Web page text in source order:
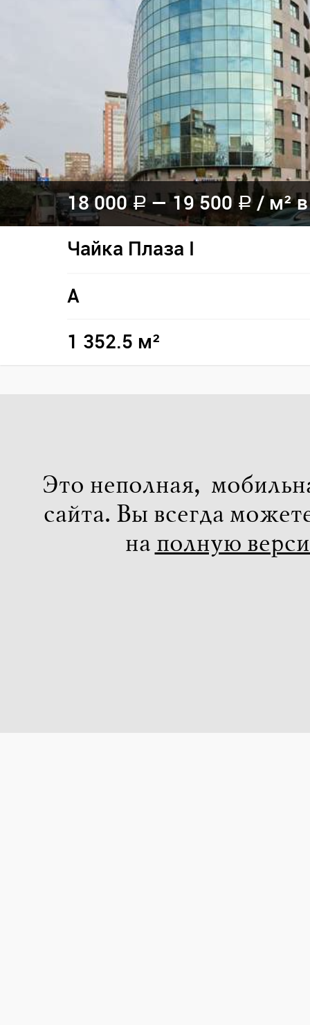
18 000a — 19 500 a/ м² в
Чайка Плаза I
A
1 352.5 м²
Это неполная,
сайта. Вы всегда
на полную